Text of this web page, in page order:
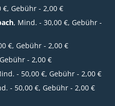
€, Gebühr - 2,00 €
, Mind. - 30,00 €, Gebühr -
€, Gebühr - 2,00 €
- 2,00 €
- 50,00 €, Gebühr - 2,00 €
- 50,00 €, Gebühr - 2,00 €